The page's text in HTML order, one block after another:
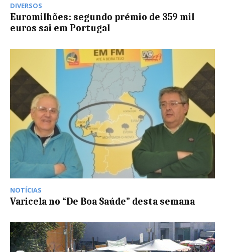
DIVERSOS
Euromilhões: segundo prémio de 359 mil
euros sai em Portugal
NOTÍCIAS
Varicela no “De Boa Saúde” desta semana